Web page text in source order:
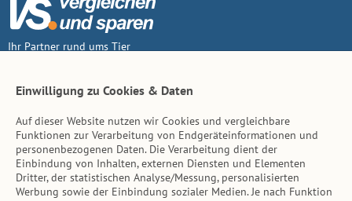
Ihr Partner rund ums Tier
Inhalt
Tierarzt-Suche
Einwilligung zu Cookies & Daten
Auf dieser Website nutzen wir Cookies und vergleichbare
Funktionen zur Verarbeitung von Endgeräteinformationen und
personenbezogenen Daten. Die Verarbeitung dient der
Einbindung von Inhalten, externen Diensten und Elementen
Dritter, der statistischen Analyse/Messung, personalisierten
Werbung sowie der Einbindung sozialer Medien. Je nach Funktion